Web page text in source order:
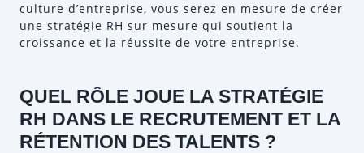
culture d’entreprise, vous serez en mesure de créer
une stratégie RH sur mesure qui soutient la
croissance et la réussite de votre entreprise.
QUEL RÔLE JOUE LA STRATÉGIE
RH DANS LE RECRUTEMENT ET LA
RÉTENTION DES TALENTS ?